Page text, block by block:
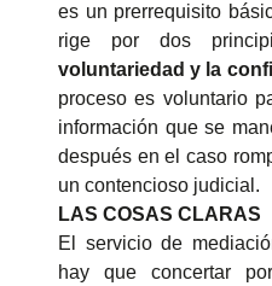
es un prerrequisito
rige por dos
voluntariedad y la
proceso es voluntario
información que se
después en el caso
un contencioso judicial.
LAS COSAS CLARAS
El servicio de
hay que concertar